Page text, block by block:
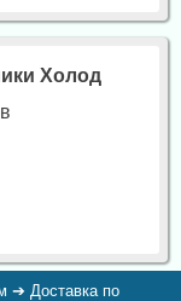
Холод
➔ Доставка по